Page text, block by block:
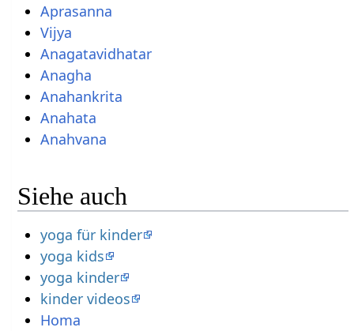
Aprasanna
Vijya
Anagatavidhatar
Anagha
Anahankrita
Anahata
Anahvana
Siehe auch
yoga für kinder
yoga kids
yoga kinder
kinder videos
Homa